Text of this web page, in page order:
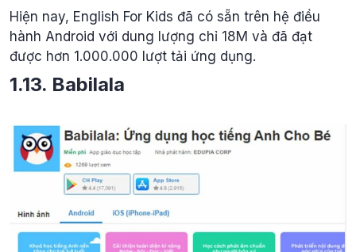
Hiện nay, English For Kids đã có sẵn trên hệ điều
hành Android với dung lượng chỉ 18M và đã đạt
được hơn 1.000.000 lượt tải ứng dụng.
1.13. Babilala